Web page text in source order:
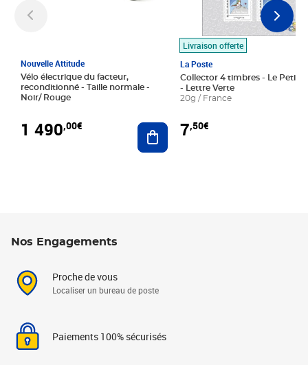
Nouvelle Attitude
Vélo électrique du facteur,
reconditionné - Taille normale -
Noir/ Rouge
1 490,00€ Ajouter au panier
Livraison offerte
La Poste
Collector 4 timbres - Le Petit
- Lettre Verte
20g / France
7,50€
Nos Engagements
Proche de vous
Localiser un bureau de poste
Paiements 100% sécurisés